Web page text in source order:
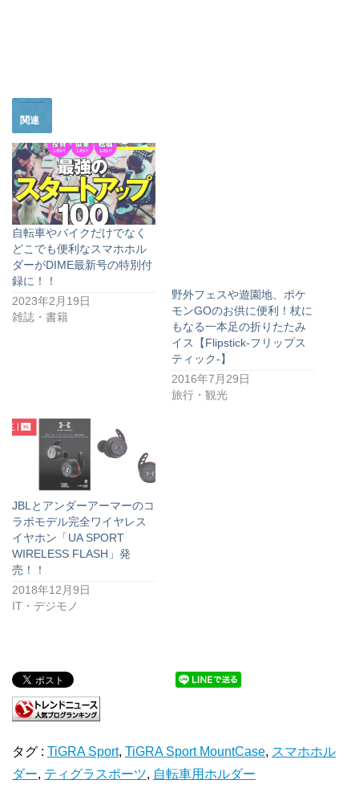
関連
自転車やバイクだけでなく
どこでも便利なスマホホル
ダーがDIME最新号の特別付
録に！！
2023年2月19日
雑誌・書籍
野外フェスや遊園地、ポケ
モンGOのお供に便利！杖に
もなる一本足の折りたたみ
イス【Flipstick-フリップス
ティック-】
2016年7月29日
旅行・観光
JBLとアンダーアーマーのコ
ラボモデル完全ワイヤレス
イヤホン「UA SPORT
WIRELESS FLASH」発
売！！
2018年12月9日
IT・デジモノ
タグ : TiGRA Sport, TiGRA Sport MountCase, スマホホル
ダー, ティグラスポーツ, 自転車用ホルダー